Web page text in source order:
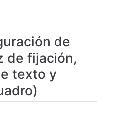
de
de fijación,
texto y